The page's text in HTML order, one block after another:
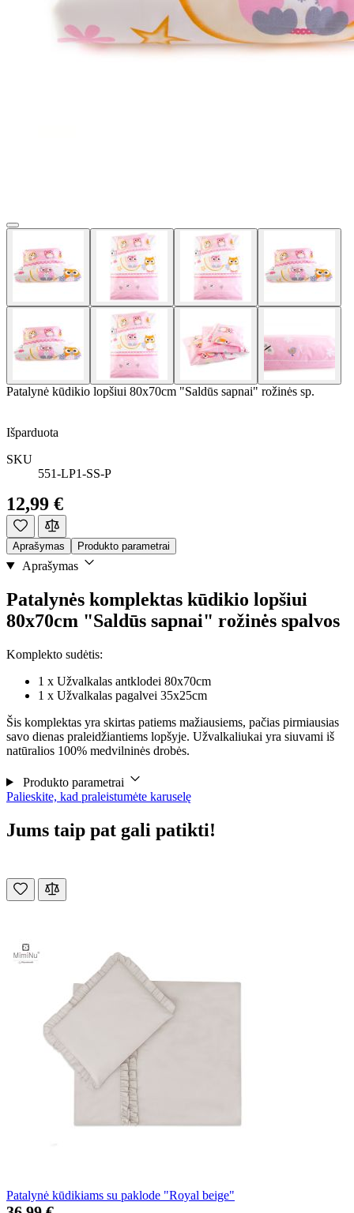
Patalynė kūdikio lopšiui 80x70cm "Saldūs sapnai" rožinės sp.
Išparduota
SKU
551-LP1-SS-P
12,99 €
Aprašymas Produkto parametrai
Aprašymas
Patalynės komplektas kūdikio lopšiui
80x70cm "Saldūs sapnai" rožinės spalvos
Komplekto sudėtis:
1 x Užvalkalas antklodei 80x70cm
1 x Užvalkalas pagalvei 35x25cm
Šis komplektas yra skirtas patiems mažiausiems, pačias pirmiausias
savo dienas praleidžiantiems lopšyje. Užvalkaliukai yra siuvami iš
natūralios 100% medvilninės drobės.
Produkto parametrai
Palieskite, kad praleistumėte karuselę
Jums taip pat gali patikti!
Patalynė kūdikiams su paklode "Royal beige"